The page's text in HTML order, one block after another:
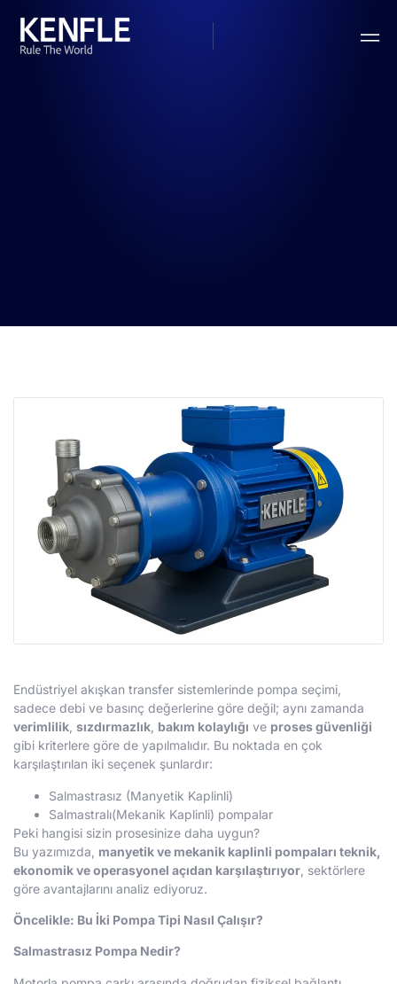
Endüstriyel akışkan transfer sistemlerinde pompa seçimi,
sadece debi ve basınç değerlerine göre değil; aynı zamanda
verimlilik sızdırmazlık bakım kolaylığı ve proses güvenliği
gibi kriterlere göre de yapılmalıdır. Bu noktada en çok
karşılaştırılan iki seçenek şunlardır:
Salmastrasız (Manyetik Kaplinli)
Salmastralı(Mekanik Kaplinli) pompalar
Peki hangisi sizin prosesinize daha uygun?
Bu yazımızda, manyetik ve mekanik kaplinli pompaları teknik,
ekonomik ve operasyonel açıdan karşılaştırıyor , sektörlere
göre avantajlarını analiz ediyoruz.
Öncelikle: Bu İki Pompa Tipi Nasıl Çalışır?
Salmastrasız Pompa Nedir?